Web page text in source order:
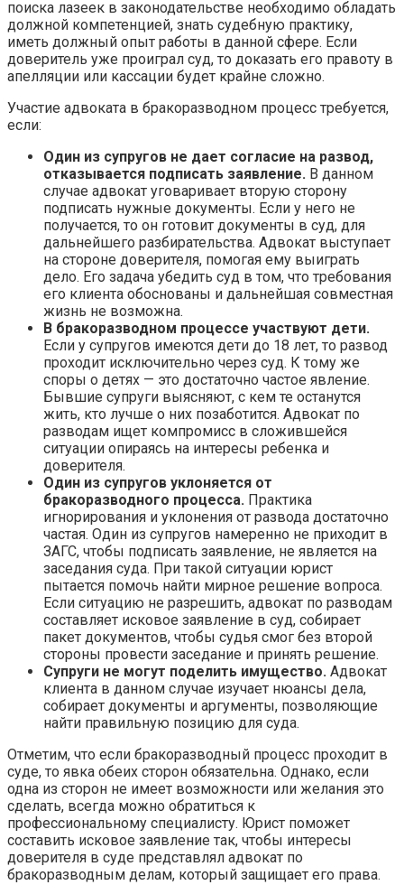
поиска лазеек в законодательстве необходимо обладать
должной компетенцией, знать судебную практику,
иметь должный опыт работы в данной сфере. Если
доверитель уже проиграл суд, то доказать его правоту в
апелляции или кассации будет крайне сложно.
Участие адвоката в бракоразводном процесс требуется,
если:
Один из супругов не дает согласие на развод,
отказывается подписать заявление. В данном
случае адвокат уговаривает вторую сторону
подписать нужные документы. Если у него не
получается, то он готовит документы в суд, для
дальнейшего разбирательства. Адвокат выступает
на стороне доверителя, помогая ему выиграть
дело. Его задача убедить суд в том, что требования
его клиента обоснованы и дальнейшая совместная
жизнь не возможна.
В бракоразводном процессе участвуют дети.
Если у супругов имеются дети до 18 лет, то развод
проходит исключительно через суд. К тому же
споры о детях — это достаточно частое явление.
Бывшие супруги выясняют, с кем те останутся
жить, кто лучше о них позаботится. Адвокат по
разводам ищет компромисс в сложившейся
ситуации опираясь на интересы ребенка и
доверителя.
Один из супругов уклоняется от
бракоразводного процесса. Практика
игнорирования и уклонения от развода достаточно
частая. Один из супругов намеренно не приходит в
ЗАГС, чтобы подписать заявление, не является на
заседания суда. При такой ситуации юрист
пытается помочь найти мирное решение вопроса.
Если ситуацию не разрешить, адвокат по разводам
составляет исковое заявление в суд, собирает
пакет документов, чтобы судья смог без второй
стороны провести заседание и принять решение.
Супруги не могут поделить имущество. Адвокат
клиента в данном случае изучает нюансы дела,
собирает документы и аргументы, позволяющие
найти правильную позицию для суда.
Отметим, что если бракоразводный процесс проходит в
суде, то явка обеих сторон обязательна. Однако, если
одна из сторон не имеет возможности или желания это
сделать, всегда можно обратиться к
профессиональному специалисту. Юрист поможет
составить исковое заявление так, чтобы интересы
доверителя в суде представлял адвокат по
бракоразводным делам, который защищает его права.